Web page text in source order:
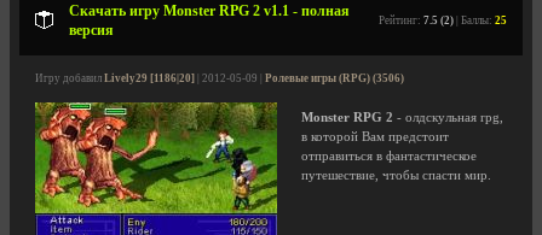
Скачать игру Monster RPG 2 v1.1 - полная
версия
Рейтинг: 7.5 (2) | Баллы: 25
Игру добавил Lively29 [1186|20] | 2012-05-09 | Ролевые игры (RPG) (3506)
Monster RPG 2 - олдскульная rpg,
в которой Вам предстоит
отправиться в фантастическое
путешествие, чтобы спасти мир.